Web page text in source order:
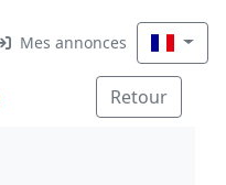
Mes annonces
Retour